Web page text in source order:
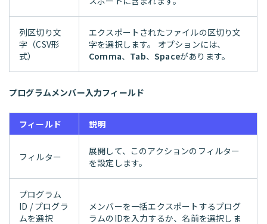
列区切り文
字（CSV形
式）
エクスポートされたファイルの区切り文
字を選択します。 オプションには、
Comma、 Tab、Spaceがあります。
プログラムメンバー入力フィールド
フィールド 説明
フィルター
展開して、このアクションのフィルター
を設定します。
プログラム
ID / プログラ
ムを選択
メンバーを一括エクスポートするプログ
ラムのIDを入力するか、名前を選択しま